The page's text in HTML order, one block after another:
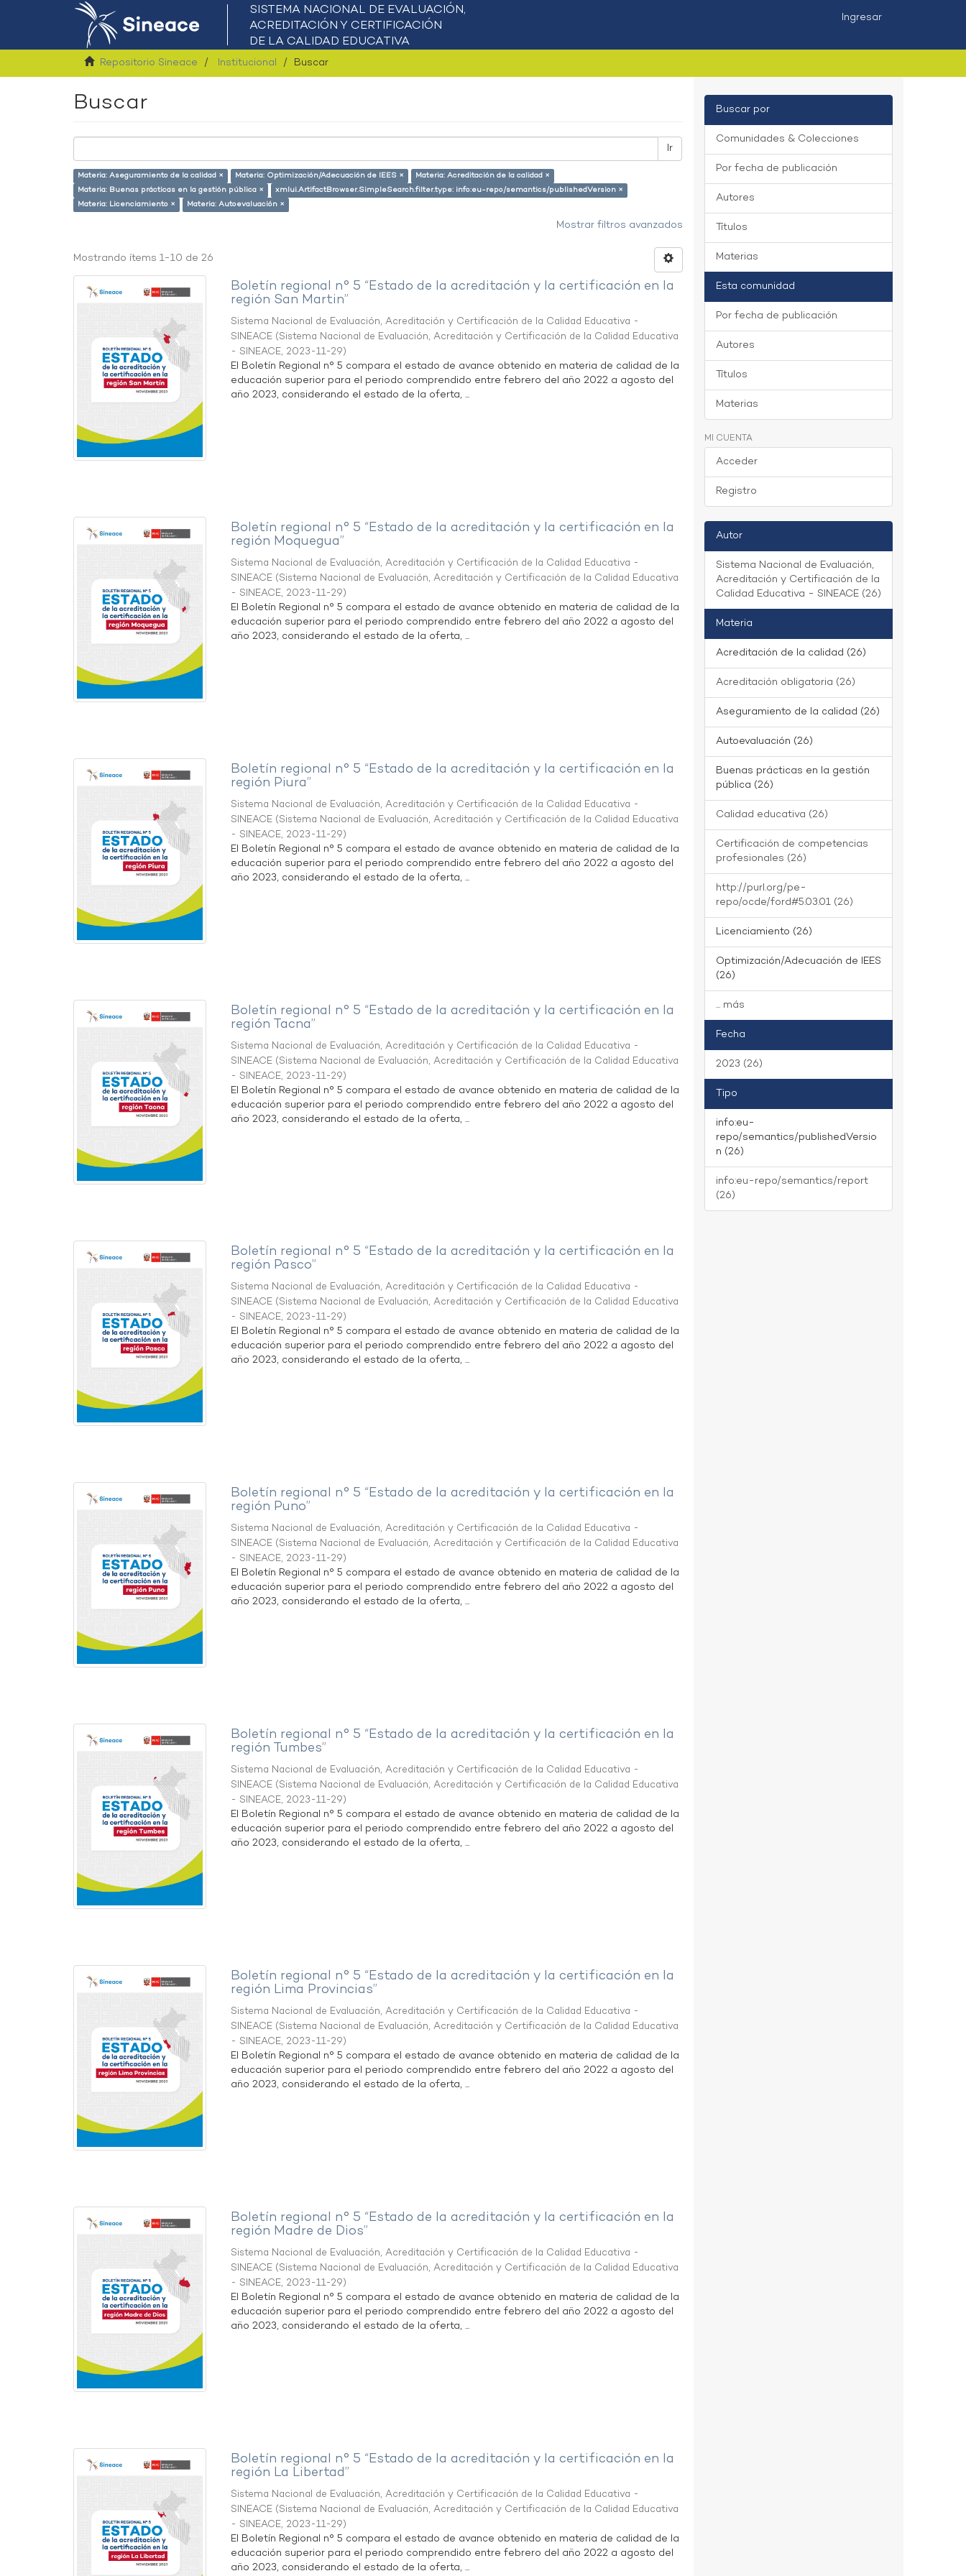
Ingresar
Repositorio Sineace Institucional Buscar
Buscar
Ir
Materia: Aseguramiento de la calidad × Materia: Optimización/Adecuación de IEES ×
Materia: Acreditación de la calidad ×
Materia: Buenas prácticas en la gestión pública ×
xmlui.ArtifactBrowser.SimpleSearch.filter.type: info:eu-repo/semantics/publishedVersion ×
Materia: Licenciamiento ×
Materia: Autoevaluación ×
Mostrar filtros avanzados
Mostrando ítems 1-10 de 26
Boletín regional n° 5 “Estado de la acreditación y la certificación en la
región San Martin”
Sistema Nacional de Evaluación, Acreditación y Certificación de la Calidad Educativa -
SINEACE (Sistema Nacional de Evaluación, Acreditación y Certificación de la Calidad Educativa
- SINEACE, 2023-11-29)
El Boletín Regional n° 5 compara el estado de avance obtenido en materia de calidad de la
educación superior para el periodo comprendido entre febrero del año 2022 a agosto del
año 2023, considerando el estado de la oferta, ...
Boletín regional n° 5 “Estado de la acreditación y la certificación en la
región Moquegua”
Sistema Nacional de Evaluación, Acreditación y Certificación de la Calidad Educativa -
SINEACE (Sistema Nacional de Evaluación, Acreditación y Certificación de la Calidad Educativa
- SINEACE, 2023-11-29)
El Boletín Regional n° 5 compara el estado de avance obtenido en materia de calidad de la
educación superior para el periodo comprendido entre febrero del año 2022 a agosto del
año 2023, considerando el estado de la oferta, ...
Boletín regional n° 5 “Estado de la acreditación y la certificación en la
región Piura”
Sistema Nacional de Evaluación, Acreditación y Certificación de la Calidad Educativa -
SINEACE (Sistema Nacional de Evaluación, Acreditación y Certificación de la Calidad Educativa
- SINEACE, 2023-11-29)
El Boletín Regional n° 5 compara el estado de avance obtenido en materia de calidad de la
educación superior para el periodo comprendido entre febrero del año 2022 a agosto del
año 2023, considerando el estado de la oferta, ...
Boletín regional n° 5 “Estado de la acreditación y la certificación en la
región Tacna”
Sistema Nacional de Evaluación, Acreditación y Certificación de la Calidad Educativa -
SINEACE (Sistema Nacional de Evaluación, Acreditación y Certificación de la Calidad Educativa
- SINEACE, 2023-11-29)
El Boletín Regional n° 5 compara el estado de avance obtenido en materia de calidad de la
educación superior para el periodo comprendido entre febrero del año 2022 a agosto del
año 2023, considerando el estado de la oferta, ...
Boletín regional n° 5 “Estado de la acreditación y la certificación en la
región Pasco”
Sistema Nacional de Evaluación, Acreditación y Certificación de la Calidad Educativa -
SINEACE (Sistema Nacional de Evaluación, Acreditación y Certificación de la Calidad Educativa
- SINEACE, 2023-11-29)
El Boletín Regional n° 5 compara el estado de avance obtenido en materia de calidad de la
educación superior para el periodo comprendido entre febrero del año 2022 a agosto del
año 2023, considerando el estado de la oferta, ...
Boletín regional n° 5 “Estado de la acreditación y la certificación en la
región Puno”
Sistema Nacional de Evaluación, Acreditación y Certificación de la Calidad Educativa -
SINEACE (Sistema Nacional de Evaluación, Acreditación y Certificación de la Calidad Educativa
- SINEACE, 2023-11-29)
El Boletín Regional n° 5 compara el estado de avance obtenido en materia de calidad de la
educación superior para el periodo comprendido entre febrero del año 2022 a agosto del
año 2023, considerando el estado de la oferta, ...
Boletín regional n° 5 “Estado de la acreditación y la certificación en la
región Tumbes”
Sistema Nacional de Evaluación, Acreditación y Certificación de la Calidad Educativa -
SINEACE (Sistema Nacional de Evaluación, Acreditación y Certificación de la Calidad Educativa
- SINEACE, 2023-11-29)
El Boletín Regional n° 5 compara el estado de avance obtenido en materia de calidad de la
educación superior para el periodo comprendido entre febrero del año 2022 a agosto del
año 2023, considerando el estado de la oferta, ...
Boletín regional n° 5 “Estado de la acreditación y la certificación en la
región Lima Provincias”
Sistema Nacional de Evaluación, Acreditación y Certificación de la Calidad Educativa -
SINEACE (Sistema Nacional de Evaluación, Acreditación y Certificación de la Calidad Educativa
- SINEACE, 2023-11-29)
El Boletín Regional n° 5 compara el estado de avance obtenido en materia de calidad de la
educación superior para el periodo comprendido entre febrero del año 2022 a agosto del
año 2023, considerando el estado de la oferta, ...
Boletín regional n° 5 “Estado de la acreditación y la certificación en la
región Madre de Dios”
Sistema Nacional de Evaluación, Acreditación y Certificación de la Calidad Educativa -
SINEACE (Sistema Nacional de Evaluación, Acreditación y Certificación de la Calidad Educativa
- SINEACE, 2023-11-29)
El Boletín Regional n° 5 compara el estado de avance obtenido en materia de calidad de la
educación superior para el periodo comprendido entre febrero del año 2022 a agosto del
año 2023, considerando el estado de la oferta, ...
Boletín regional n° 5 “Estado de la acreditación y la certificación en la
región La Libertad”
Sistema Nacional de Evaluación, Acreditación y Certificación de la Calidad Educativa -
SINEACE (Sistema Nacional de Evaluación, Acreditación y Certificación de la Calidad Educativa
- SINEACE, 2023-11-29)
El Boletín Regional n° 5 compara el estado de avance obtenido en materia de calidad de la
educación superior para el periodo comprendido entre febrero del año 2022 a agosto del
año 2023, considerando el estado de la oferta, ...
Buscar por
Comunidades & Colecciones
Por fecha de publicación
Autores
Títulos
Materias
Esta comunidad
Por fecha de publicación
Autores
Títulos
Materias
MI CUENTA
Acceder
Registro
Autor
Sistema Nacional de Evaluación,
Acreditación y Certificación de la
Calidad Educativa - SINEACE (26)
Materia
Acreditación de la calidad (26)
Acreditación obligatoria (26)
Aseguramiento de la calidad (26)
Autoevaluación (26)
Buenas prácticas en la gestión
pública (26)
Calidad educativa (26)
Certificación de competencias
profesionales (26)
http://purl.org/pe-
repo/ocde/ford#5.03.01 (26)
Licenciamiento (26)
Optimización/Adecuación de IEES
(26)
... más
Fecha
2023 (26)
Tipo
info:eu-
repo/semantics/publishedVersio
n (26)
info:eu-repo/semantics/report
(26)